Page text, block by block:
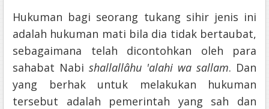
Hukuman bagi seorang tukang sihir jenis ini
adalah hukuman mati bila dia tidak bertaubat,
sebagaimana telah dicontohkan oleh para
sahabat Nabi shallallâhu 'alahi wa sallam. Dan
yang berhak untuk melakukan hukuman
tersebut adalah pemerintah yang sah dan